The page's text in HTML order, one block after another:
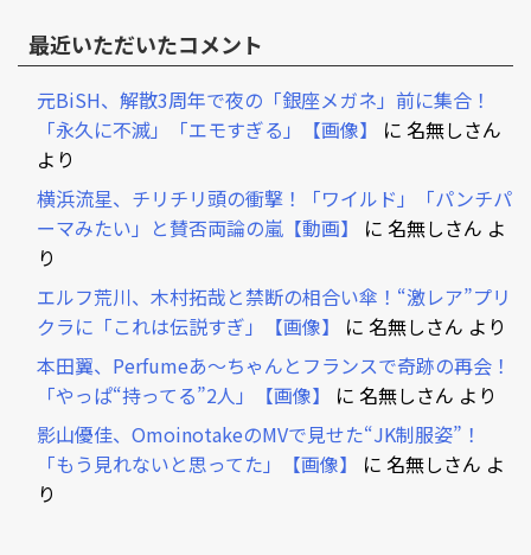
最近いただいたコメント
元BiSH、解散3周年で夜の「銀座メガネ」前に集合！
「永久に不滅」「エモすぎる」【画像】
に 名無しさん
より
横浜流星、チリチリ頭の衝撃！「ワイルド」「パンチパ
ーマみたい」と賛否両論の嵐【動画】
に 名無しさん よ
り
エルフ荒川、木村拓哉と禁断の相合い傘！“激レア”プリ
クラに「これは伝説すぎ」【画像】
に 名無しさん より
本田翼、Perfumeあ～ちゃんとフランスで奇跡の再会！
「やっぱ“持ってる”2人」【画像】
に 名無しさん より
影山優佳、OmoinotakeのMVで見せた“JK制服姿”！
「もう見れないと思ってた」【画像】
に 名無しさん よ
り